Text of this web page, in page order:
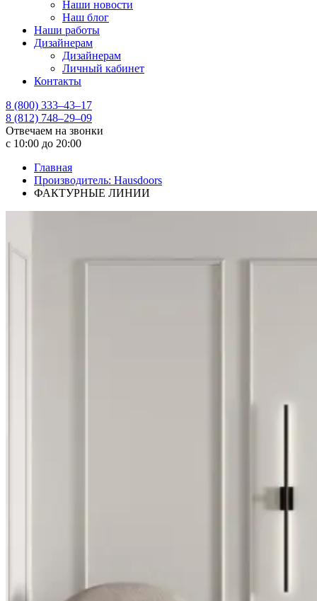
Наши новости
Наш блог
Наши работы
Дизайнерам
Дизайнерам
Личный кабинет
Контакты
8 (800) 333–43–17
8 (812) 748–29–09
Отвечаем на звонки
с 10:00 до 20:00
Главная
Производитель: Hausdoors
ФАКТУРНЫЕ ЛИНИИ